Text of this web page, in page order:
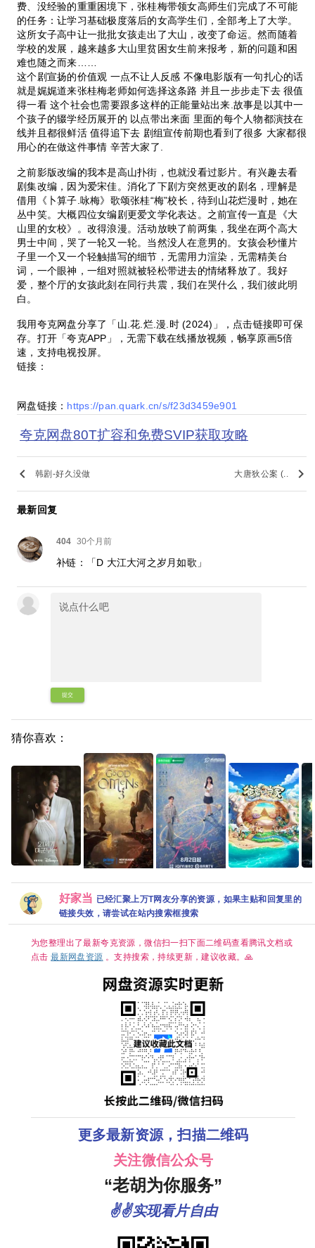
费、没经验的重重困境下，张桂梅带领女高师生们完成了不可能
的任务：让学习基础极度落后的女高学生们，全部考上了大学。
这所女子高中让一批批女孩走出了大山，改变了命运。然而随着
学校的发展，越来越多大山里贫困女生前来报考，新的问题和困
难也随之而来……
这个剧宣扬的价值观 一点不让人反感 不像电影版有一句扎心的话
就是娓娓道来张桂梅老师如何选择这条路 并且一步步走下去 很值
得一看 这个社会也需要跟多这样的正能量站出来.故事是以其中一
个孩子的辍学经历展开的 以点带出来面 里面的每个人物都演技在
线并且都很鲜活 值得追下去 剧组宣传前期也看到了很多 大家都很
用心的在做这件事情 辛苦大家了.
之前影版改编的我本是高山扑街，也就没看过影片。有兴趣去看
剧集改编，因为爱宋佳。消化了下剧方突然更改的剧名，理解是
借用《卜算子.咏梅》歌颂张桂“梅”校长，待到山花烂漫时，她在
丛中笑。大概四位女编剧更爱文学化表达。之前宣传一直是《大
山里的女校》。改得浪漫。活动放映了前两集，我坐在两个高大
男士中间，哭了一轮又一轮。当然没人在意男的。女孩会秒懂片
子里一个又一个轻触描写的细节，无需用力渲染，无需精美台
词，一个眼神，一组对照就被轻松带进去的情绪释放了。我好
爱，整个厅的女孩此刻在同行共震，我们在哭什么，我们彼此明
白。
我用夸克网盘分享了「山.花.烂.漫.时 (2024)」，点击链接即可保
存。打开「夸克APP」，无需下载在线播放视频，畅享原画5倍
速，支持电视投屏。
链接：
网盘链接： https://pan.quark.cn/s/f23d3459e901
夸克网盘80T扩容和免费SVIP获取攻略
keyboard_arrow_left 韩剧-好久没做 大唐狄公案 (.. keyboard_arrow_right
最新回复
404 30个月前
补链：「D 大江大河之岁月如歌」
提交
猜你喜欢：
2026 韩剧 更09
集 内嵌中字【夸
克百度网盘+】
第三季 (2026) 剧
情 / 喜剧 / 奇幻 又
名: 好兆头最终季
夸克
女友 (2026)【更
至最新】
【2016P】【田
曦薇 / 胡一天主
演】
0622期】[真人秀 视
好家当 已经汇聚上万T网友分享的资源，如果主贴和回复里的
链接失效，请尝试在站内搜索框搜索
为您整理出了最新夸克资源，微信扫一扫下面二维码查看腾讯文档或
点击最新网盘资源 。支持搜索，持续更新，建议收藏。🙏
更多最新资源，扫描二维码
关注微信公众号
“老胡为你服务”
✌✌实现看片自由